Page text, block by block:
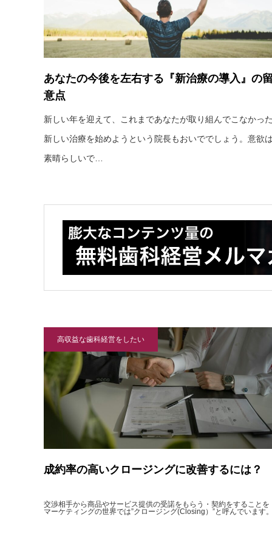
あなたの今後を左右する『新治療の導入』の
意点
新しい年を迎えて、これまであなたが取り組んでこなかっ
新しい治療を始めようという院長もおいででしょう。意欲
素晴らしいで…
高収益な歯科経営をしたい
成約率の高いクロージングに改善するには？
交渉相手から商品やサービス提供の受諾をもらう・契約をすることを
マーケティングの世界では”クロージング(Closing）”と呼んでいます